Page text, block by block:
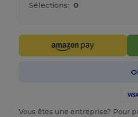
Sélections: 0
Vous êtes une entreprise? Pour